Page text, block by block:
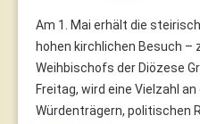
Am 1. Mai erhält die
hohen kirchlichen Besuch –
Weihbischofs der Diözese
Freitag, wird eine Vielzahl
Würdenträgern, politischen